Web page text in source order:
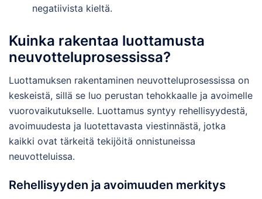
negatiivista kieltä.
Kuinka rakentaa luottamusta
neuvotteluprosessissa?
Luottamuksen rakentaminen neuvotteluprosessissa on
keskeistä, sillä se luo perustan tehokkaalle ja avoimelle
vuorovaikutukselle. Luottamus syntyy rehellisyydestä,
avoimuudesta ja luotettavasta viestinnästä, jotka
kaikki ovat tärkeitä tekijöitä onnistuneissa
neuvotteluissa.
Rehellisyyden ja avoimuuden merkitys